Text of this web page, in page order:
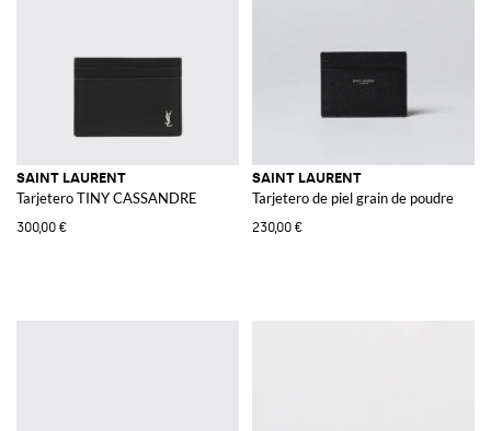
SAINT LAURENT
Tarjetero TINY CASSANDRE
300,00 €
SAINT LAURENT
Tarjetero de piel grain de poudre
230,00 €